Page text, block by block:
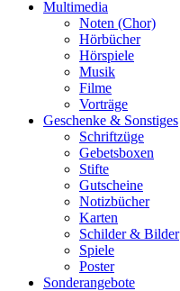
Multimedia
Noten (Chor)
Hörbücher
Hörspiele
Musik
Filme
Vorträge
Geschenke & Sonstiges
Schriftzüge
Gebetsboxen
Stifte
Gutscheine
Notizbücher
Karten
Schilder & Bilder
Spiele
Poster
Sonderangebote